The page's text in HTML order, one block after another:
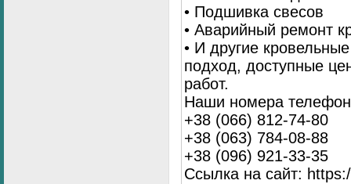
• Подшивка свесов
• Аварийный ремонт
• И другие
подход, доступные
работ.
Наши номера
+38 (066) 812-74-80
+38 (063) 784-08-88
+38 (096) 921-33-35
Ссылка на сайт: